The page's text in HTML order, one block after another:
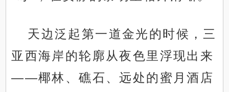
天边泛起第一道金光的时候，三
亚西海岸的轮廓从夜色里浮现出来
——椰林、礁石、远处的蜜月酒店